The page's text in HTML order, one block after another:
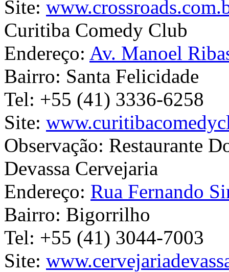
Site:
Curitiba Comedy Club
Endereço: Av. Manoel
Bairro: Santa Felicidade
Tel: +55 (41) 3336-6258
Site:
Observação: Restaurante
Devassa Cervejaria
Endereço: Rua Fernando
Bairro: Bigorrilho
Tel: +55 (41) 3044-7003
Site: